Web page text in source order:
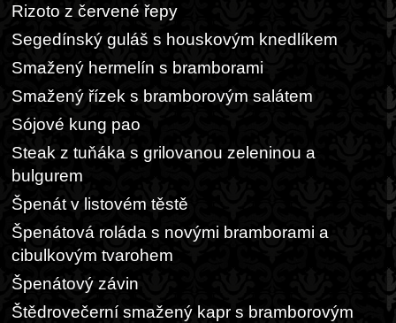
Rizoto z červené řepy
Segedínský guláš s houskovým knedlíkem
Smažený hermelín s bramborami
Smažený řízek s bramborovým salátem
Sójové kung pao
Steak z tuňáka s grilovanou zeleninou a
bulgurem
Špenát v listovém těstě
Špenátová roláda s novými bramborami a
cibulkovým tvarohem
Špenátový závin
Štědrovečerní smažený kapr s bramborovým